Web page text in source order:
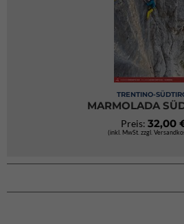
TRENTINO-
MARMOLADA
Preis: 32,00
(inkl. MwSt. zzgl.